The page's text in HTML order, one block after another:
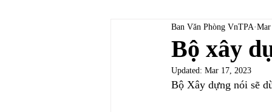
Bộ xây
Ban Văn Phòng VnTPA
Updated: Mar 17, 2023
Bộ Xây dựng nói sẽ